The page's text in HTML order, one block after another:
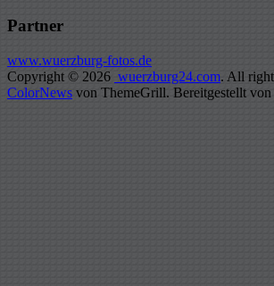
Partner
www.wuerzburg-fotos.de
Copyright © 2026 wuerzburg24.com. All
ColorNews von ThemeGrill. Bereitgestellt von